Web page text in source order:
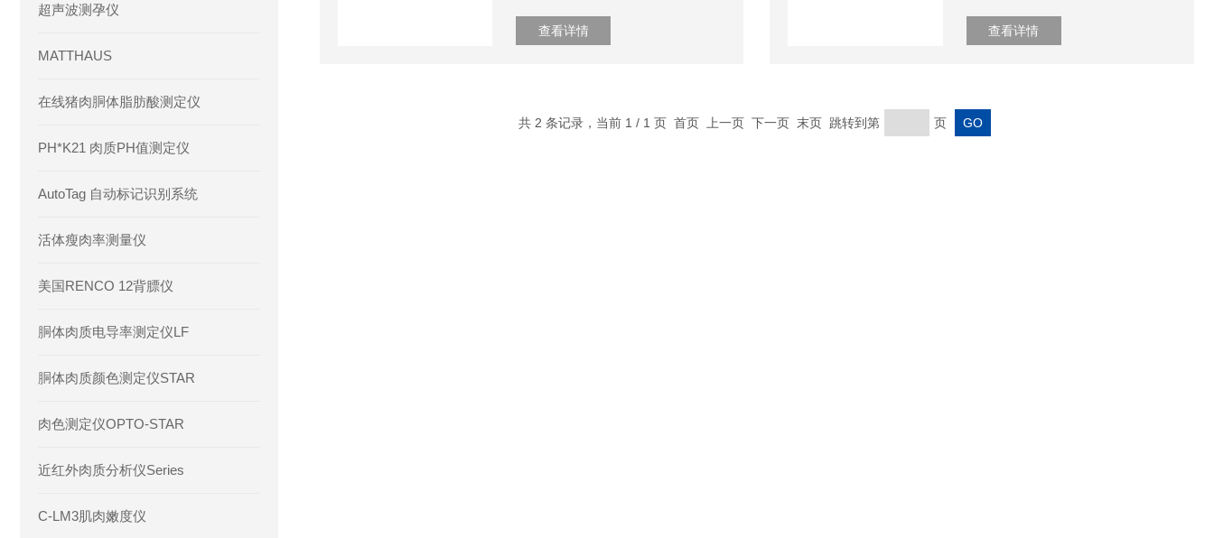
超声波测孕仪
MATTHAUS
在线猪肉胴体脂肪酸测定仪
PH*K21 肉质PH值测定仪
AutoTag 自动标记识别系统
活体瘦肉率测量仪
美国RENCO 12背膘仪
胴体肉质电导率测定仪LF
胴体肉质颜色测定仪STAR
肉色测定仪OPTO-STAR
近红外肉质分析仪Series
C-LM3肌肉嫩度仪
查看详情 查看详情
共 2 条记录，当前 1 / 1 页 首页 上一页 下一页 末页 跳转到第 页